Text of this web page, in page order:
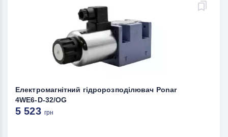
Електромагнітний гідророзподілювач Ponar
4WE6-D-32/OG
5 523 грн